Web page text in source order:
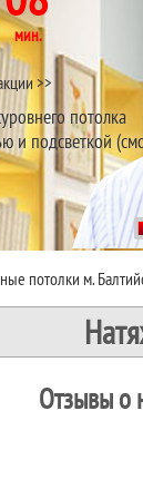
мин.
>>
потолка
и подсветкой
потолки м.
Отзывы о